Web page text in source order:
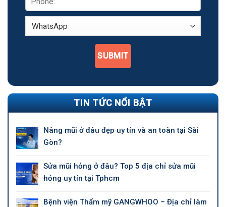
SUBMIT
TIN TỨC NỔI BẬT
Nâng mũi ở đâu đẹp uy tín và an toàn tại Sài
Gòn?
Sửa mũi hỏng ở đâu? Top 5 địa chỉ sửa mũi
hỏng uy tín tại Tphcm
Bệnh viện Thẩm mỹ GANGWHOO – Địa chỉ làm